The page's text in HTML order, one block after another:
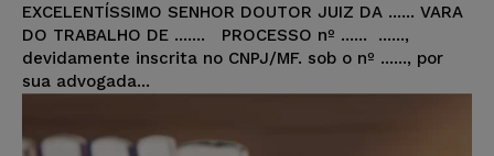
EXCELENTÍSSIMO SENHOR DOUTOR JUIZ DA ...... VARA
DO TRABALHO DE ....... PROCESSO nº ...... ......,
devidamente inscrita no CNPJ/MF. sob o nº ......, por
sua advogada...